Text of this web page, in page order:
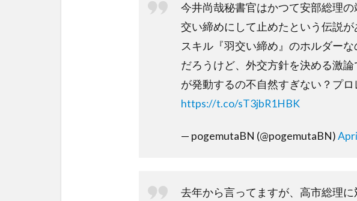
今井尚哉秘書官はかつて安部総理の
交い締めにして止めたという伝説
スキル『羽交い締め』のホルダー
だろうけど、外交方針を決める激
が発動するの不自然すぎない？プロ
https://t.co/sT3jbR1HBK
— pogemutaBN (@pogemutaBN)
去年から言ってますが、高市総理に